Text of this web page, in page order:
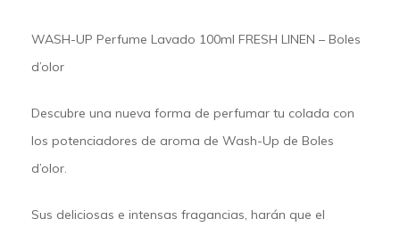
WASH-UP Perfume Lavado 100ml FRESH LINEN – Boles
d’olor
Descubre una nueva forma de perfumar tu colada con
los potenciadores de aroma de Wash-Up de Boles
d’olor.
Sus deliciosas e intensas fragancias, harán que el